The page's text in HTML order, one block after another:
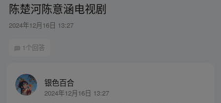
陈楚河陈意涵电视剧
2024年12月16日 13:27
1个回答
银色百合
2024年12月16日 13:27